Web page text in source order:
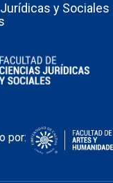
y Sociales
por: